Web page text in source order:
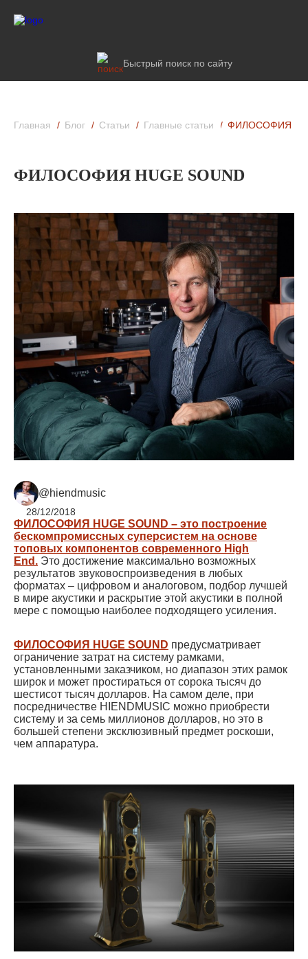
Быстрый поиск по сайту
Главная Блог Статьи Главные статьи ФИЛОСОФИЯ
ФИЛОСОФИЯ HUGE SOUND
@hiendmusic
28/12/2018
ФИЛОСОФИЯ HUGE SOUND – это построение
бескомпромиссных суперсистем на основе
топовых компонентов современного High
End. Это достижение максимально возможных
результатов звуковоспроизведения в любых
форматах – цифровом и аналоговом, подбор лучшей
в мире акустики и раскрытие этой акустики в полной
мере с помощью наиболее подходящего усиления.
ФИЛОСОФИЯ HUGE SOUND предусматривает
ограничение затрат на систему рамками,
установленными заказчиком, но диапазон этих рамок
широк и может простираться от сорока тысяч до
шестисот тысяч долларов. На самом деле, при
посредничестве HIENDMUSIC можно приобрести
систему и за семь миллионов долларов, но это в
большей степени эксклюзивный предмет роскоши,
чем аппаратура.